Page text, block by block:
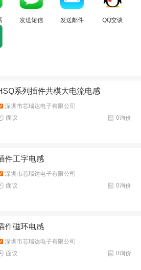
发送短信 发送邮件 QQ交谈
系列插件共模大电流电感
深圳市芯瑞达电子有限公司
0询价
面议
件工字电感
深圳市芯瑞达电子有限公司
0询价
面议
件磁环电感
深圳市芯瑞达电子有限公司
0询价
面议